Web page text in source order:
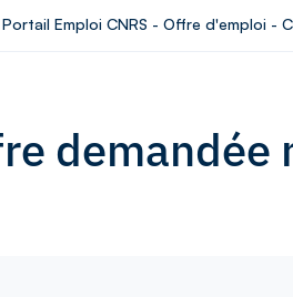
Portail Emploi CNRS - Offre d'emploi -